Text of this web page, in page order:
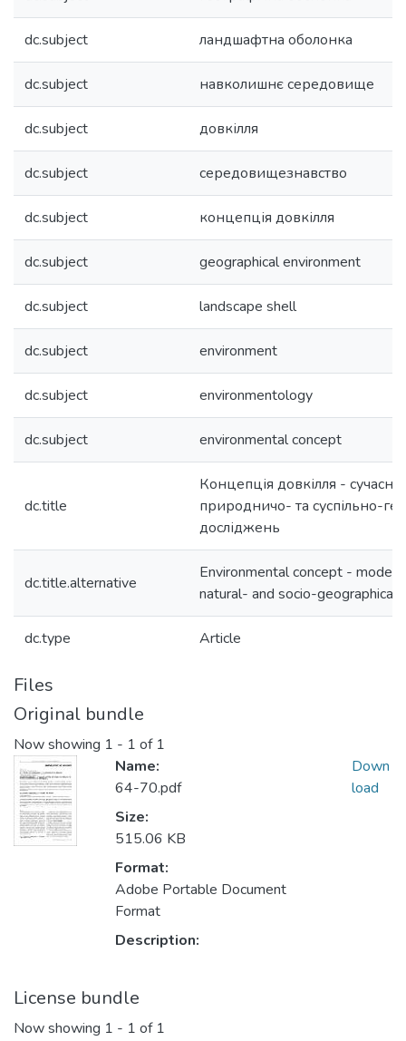
dc.subject ландшафтна оболонка
dc.subject навколишнє середовище
dc.subject довкілля
dc.subject середовищезнавство
dc.subject концепція довкілля
dc.subject geographical environment
dc.subject landscape shell
dc.subject environment
dc.subject environmentology
dc.subject environmental concept
dc.title
Концепція довкілля -
природничо- та суспільно-
досліджень
dc.title.alternative
Environmental concept -
natural- and socio-geographical
dc.type Article
Files
Original bundle
Now showing 1 - 1 of 1
Name:
64-70.pdf
Size:
515.06 KB
Format:
Adobe Portable Document
Format
Description:
Down
load
License bundle
Now showing 1 - 1 of 1